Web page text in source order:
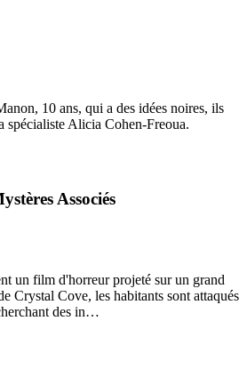
10 ans, qui a des idées noires, ils
spécialiste Alicia Cohen-Freoua.
Associés
un film d'horreur projeté sur un grand
Crystal Cove, les habitants sont attaqués
des in…